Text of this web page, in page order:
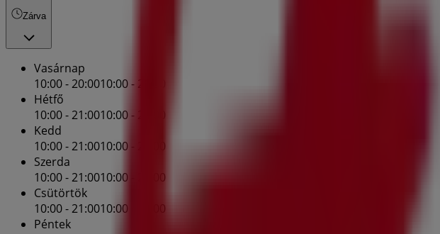
Zárva
Vasárnap
10:00 - 20:0010:00 - 21:00
Hétfő
10:00 - 21:0010:00 - 21:00
Kedd
10:00 - 21:0010:00 - 21:00
Szerda
10:00 - 21:0010:00 - 21:00
Csütörtök
10:00 - 21:0010:00 - 21:00
Péntek